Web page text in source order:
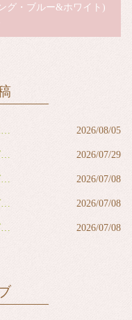
グ・ブルー&ホワイト)
ラグドール(男の子・ブルーリンクスポイントバイカラー) 2026/08/05
マンチカン(男の子・長足・セミロング・レッドタビー&ホワイト) 2026/07/29
ミヌエット(女の子・短足・セミロング・ブルー&ホワイト) 2026/07/08
ミヌエット(女の子・短足・セミロング・ブルー&ホワイト) 2026/07/08
ミヌエット(女の子・短足・セミロング・ブラウンタビー&ホワイト) 2026/07/08